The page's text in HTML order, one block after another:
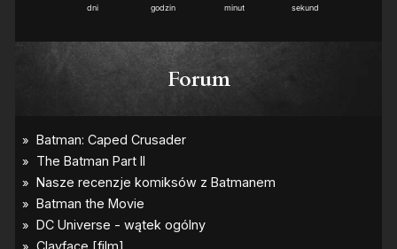
dni godzin minut sekund
Forum